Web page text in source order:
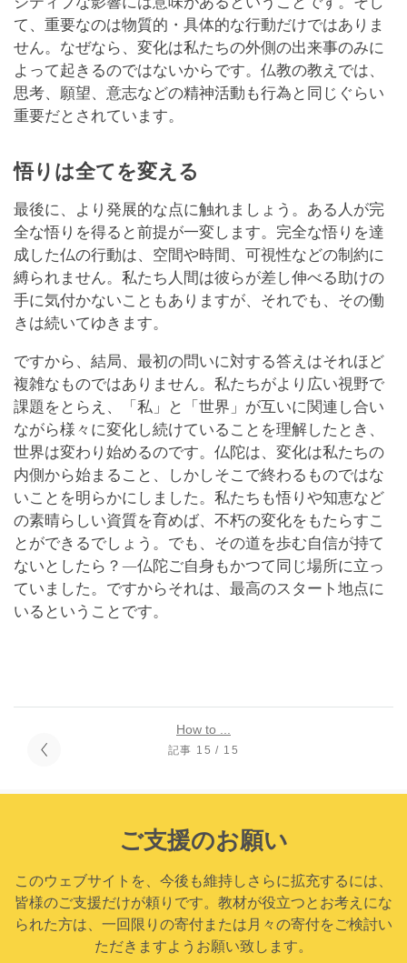
て、重要なのは物質的・具体的な行動だけではありま
せん。なぜなら、変化は私たちの外側の出来事のみに
よって起きるのではないからです。仏教の教えでは、
思考、願望、意志などの精神活動も行為と同じぐらい
重要だとされています。
悟りは全てを変える
最後に、より発展的な点に触れましょう。ある人が完
全な悟りを得ると前提が一変します。完全な悟りを達
成した仏の行動は、空間や時間、可視性などの制約に
縛られません。私たち人間は彼らが差し伸べる助けの
手に気付かないこともありますが、それでも、その働
きは続いてゆきます。
ですから、結局、最初の問いに対する答えはそれほど
複雑なものではありません。私たちがより広い視野で
課題をとらえ、「私」と「世界」が互いに関連し合い
ながら様々に変化し続けていることを理解したとき、
世界は変わり始めるのです。仏陀は、変化は私たちの
内側から始まること、しかしそこで終わるものではな
いことを明らかにしました。私たちも悟りや知恵など
の素晴らしい資質を育めば、不朽の変化をもたらすこ
とができるでしょう。でも、その道を歩む自信が持て
ないとしたら？―仏陀ご自身もかつて同じ場所に立っ
ていました。ですからそれは、最高のスタート地点に
いるということです。
How to ...
記事 15 / 15
ご支援のお願い
このウェブサイトを、今後も維持しさらに拡充するには、
皆様のご支援だけが頼りです。教材が役立つとお考えにな
られた方は、一回限りの寄付または月々の寄付をご検討い
ただきますようお願い致します。